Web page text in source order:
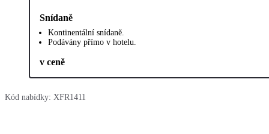
Snídaně
Kontinentální snídaně.
Podávány přímo v hotelu.
v ceně
Kód nabídky: XFR1411